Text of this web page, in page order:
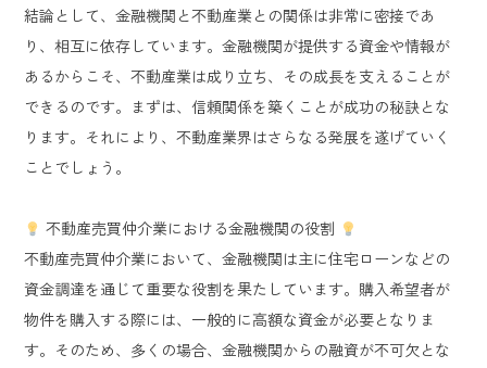
結論として、金融機関と不動産業との関係は非常に密接であ
り、相互に依存しています。金融機関が提供する資金や情報が
あるからこそ、不動産業は成り立ち、その成長を支えることが
できるのです。まずは、信頼関係を築くことが成功の秘訣とな
ります。それにより、不動産業界はさらなる発展を遂げていく
ことでしょう。
不動産売買仲介業における金融機関の役割
不動産売買仲介業において、金融機関は主に住宅ローンなどの
資金調達を通じて重要な役割を果たしています。購入希望者が
物件を購入する際には、一般的に高額な資金が必要となりま
す。そのため、多くの場合、金融機関からの融資が不可欠とな